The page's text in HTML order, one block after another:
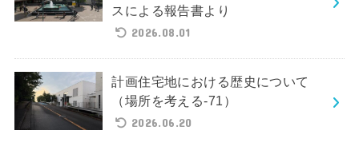
スによる報告書より
2026.08.01
計画住宅地における歴史について
（場所を考える-71）
2026.06.20